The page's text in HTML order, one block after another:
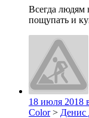
Всегда людям
пощупать и
18 июля 2018
Color> Денис